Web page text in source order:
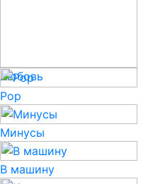
Любовь
Pop
Минусы
В машину